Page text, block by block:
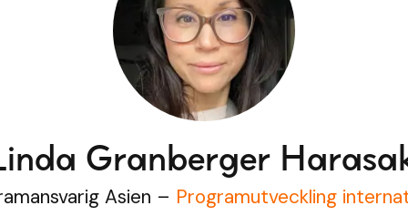
Granberger
Asien – Programutveckling